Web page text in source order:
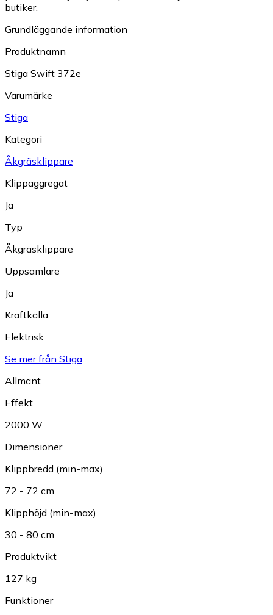
butiker.
Grundläggande information
Produktnamn
Stiga Swift 372e
Varumärke
Stiga
Kategori
Åkgräsklippare
Klippaggregat
Ja
Typ
Åkgräsklippare
Uppsamlare
Ja
Kraftkälla
Elektrisk
Se mer från Stiga
Allmänt
Effekt
2000 W
Dimensioner
Klippbredd (min-max)
72 - 72 cm
Klipphöjd (min-max)
30 - 80 cm
Produktvikt
127 kg
Funktioner